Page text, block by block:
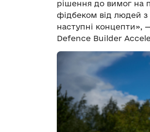
рішення до вимог на
фідбеком від людей з
наступні концепти»,
Defence Builder